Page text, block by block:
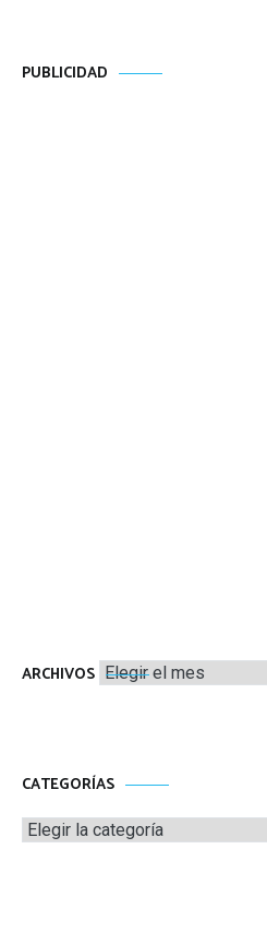
PUBLICIDAD
ARCHIVOS Archivos
CATEGORÍAS
Categorías